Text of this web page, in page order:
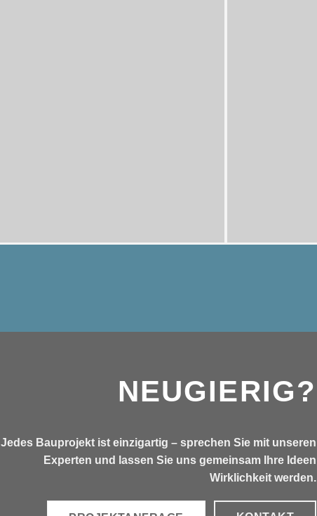
NEUGIERIG?
Jedes Bauprojekt ist einzigartig – sprechen Sie mit unseren
Experten und lassen Sie uns gemeinsam Ihre Ideen
Wirklichkeit werden.